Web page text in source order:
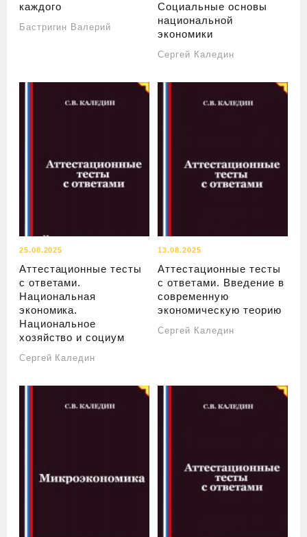
каждого
Бастригин Валерий
Социальные основы
национальной
экономики
Сергей Каледин
25.08.2025
Аттестационные тесты
с ответами.
Национальная
экономика.
Национальное
хозяйство и социум
Сергей Каледин
13.08.2025
Аттестационные тесты
с ответами. Введение в
современную
экономическую теорию
Сергей Каледин